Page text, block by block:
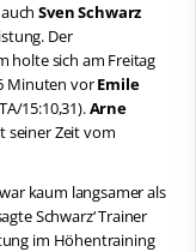
auchSven Schwarz
Der
holte sich am Freitag
Minuten vorEmile
15:10,31).Arne
seiner Zeit vom
kaum langsamer als
Schwarz‘ Trainer
im Höhentraining